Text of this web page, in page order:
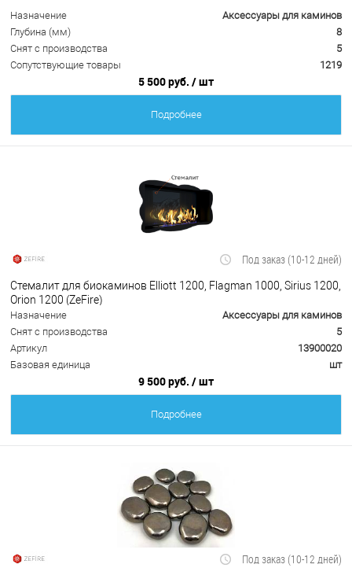
Назначение
Аксессуары для каминов
Глубина (мм)
8
Снят с производства
5
Сопутствующие товары
1219
5 500 руб. / шт
Подробнее
Под заказ (10-12 дней)
Стемалит для биокаминов Elliott 1200, Flagman 1000, Sirius 1200,
Orion 1200 (ZeFire)
Назначение
Аксессуары для каминов
Снят с производства
5
Артикул
13900020
Базовая единица
шт
9 500 руб. / шт
Подробнее
Под заказ (10-12 дней)